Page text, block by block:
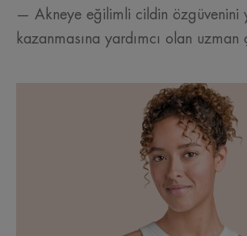
— Akneye eğilimli cildin özgüvenini
kazanmasına yardımcı olan uzman